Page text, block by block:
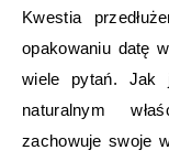
Kwestia
opakowaniu datę
wiele pytań. Jak
naturalnym
zachowuje swoje